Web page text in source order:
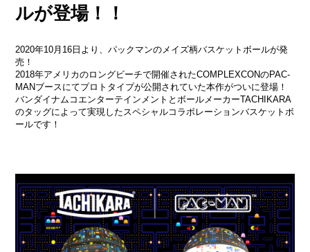
ルが登場！！
2020年10月16日より、パックマンのメイズ柄バスケットボールが発
売！
2018年アメリカのロングビーチで開催されたCOMPLEXCONのPAC-
MANブースにてプロトタイプが公開されていた本作がついに登場！
バンダイナムコエンターテインメントとボールメーカーTACHIKARA
のタッグによって実現したスペシャルコラボレーションバスケットボ
ールです！